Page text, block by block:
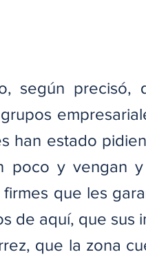
según precisó,
han estado
poco y vengan
que les
de aquí, que sus
que la zona